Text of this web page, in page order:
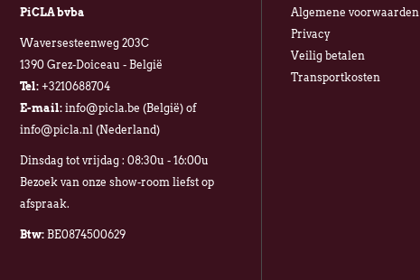
PiCLA bvba
Waversesteenweg 203C
1390 Grez-Doiceau - België
Tel: +3210688704
E-mail: info@picla.be (België) of
info@picla.nl (Nederland)
Dinsdag tot vrijdag : 08:30u - 16:00u
Bezoek van onze show-room liefst op
afspraak.
Btw: BE0874500629
Algemene voorwaarden
Privacy
Veilig betalen
Transportkosten